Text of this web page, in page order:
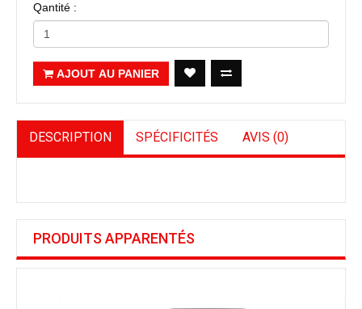
Qantité :
AJOUT AU PANIER
DESCRIPTION SPÉCIFICITÉS AVIS (0)
PRODUITS APPARENTÉS